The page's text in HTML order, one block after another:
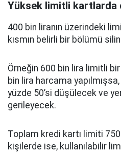
Yüksek limitli kartlarda
400 bin liranın üzerindeki
kısmın belirli bir bölümü
Örneğin 600 bin lira limitli
bin lira harcama
yüzde 50’si düşülecek ve
gerileyecek.
Toplam kredi kartı limiti
kişilerde ise, kullanılabilir